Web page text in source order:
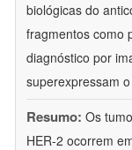
biológicas do
fragmentos como
diagnóstico por
superexpressam
Resumo: Os
HER-2 ocorrem